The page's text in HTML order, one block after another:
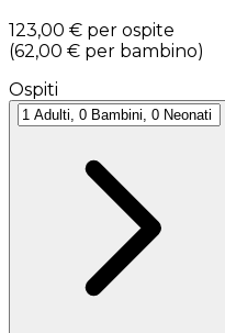
123,00 € per ospite
(62,00 € per bambino)
Ospiti